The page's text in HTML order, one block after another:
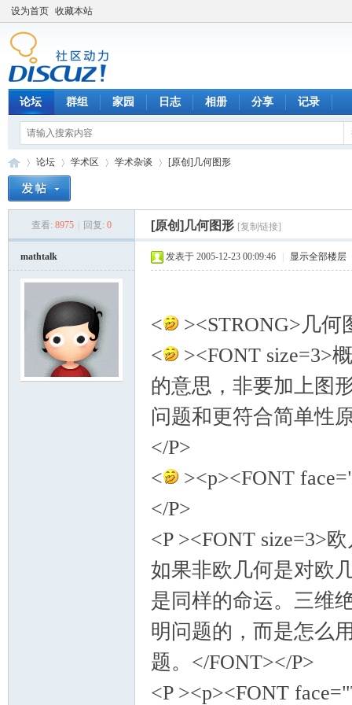
设为首页 收藏本站
论坛 群组 家园 日志 相册 分享 记录
论坛
›
学术区
›
学术杂谈
›
[原创]几何图形
查看: 8975 回复: 0 [原创]几何图形 [复制链接]
mathtalk 发表于 2005-12-23 00:09:46 显示全部楼层
<
><STRONG>几何
<
><FONT size=3>
的意思，非要加上图
问题和更符合简单性
</P>
<
><p><FONT
</P>
<P ><FONT size=3>
如果非欧几何是对欧
是同样的命运。三维
明问题的，而是怎么
题。</FONT></P>
<P ><p><FONT